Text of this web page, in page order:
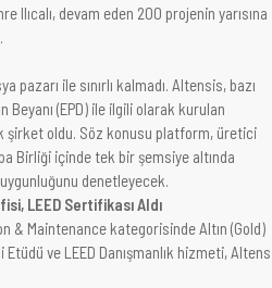
devam eden 200 projenin yarısına
pazarı ile sınırlı kalmadı. Altensis, bazı
(EPD) ile ilgili olarak kurulan
şirket oldu. Söz konusu platform, üretici
Birliği içinde tek bir şemsiye altında
denetleyecek.
LEED Sertifikası Aldı
& Maintenance kategorisinde Altın (Gold)
ve LEED Danışmanlık hizmeti,